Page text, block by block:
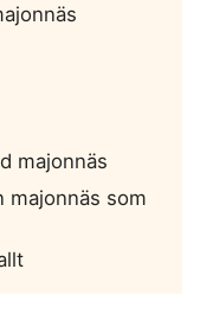
majonnäs
majonnäs som